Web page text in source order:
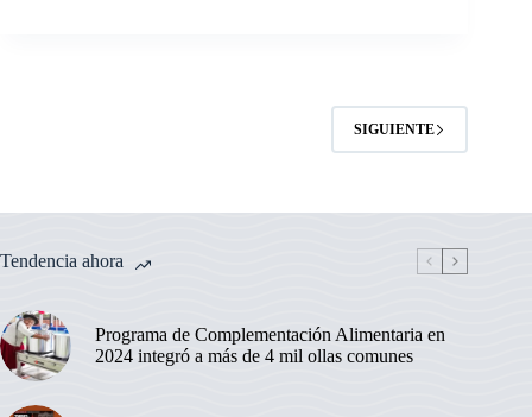
SIGUIENTE
Tendencia ahora
Programa de Complementación Alimentaria en
2024 integró a más de 4 mil ollas comunes